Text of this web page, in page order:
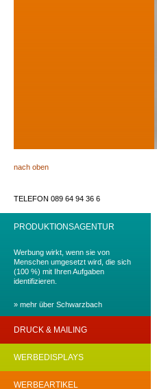
nach oben
TELEFON 089 64 94 36 6
PRODUKTIONSAGENTUR
Werbung wirkt, wenn sie von
Menschen umgesetzt wird, die sich
(100 %) mit Ihren Aufgaben
identifizieren.
» mehr über Schwarzbach
DRUCK & MAILING
Werbung wirkt, wenn Werbung
WERBEDISPLAYS
Werbung wirkt, wenn Werbung
WERBEARTIKEL